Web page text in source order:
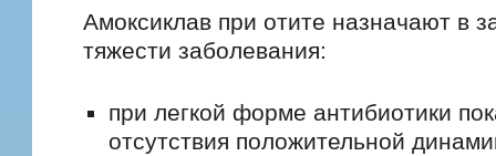
Амоксиклав при отите назначают в
тяжести заболевания:
при легкой форме антибиотики
отсутствия положительной